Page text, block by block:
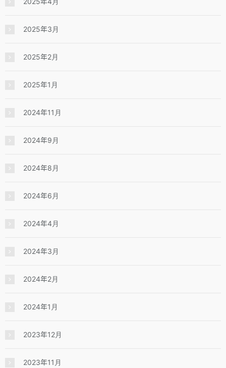
2025年3月
2025年2月
2025年1月
2024年11月
2024年9月
2024年8月
2024年6月
2024年4月
2024年3月
2024年2月
2024年1月
2023年12月
2023年11月